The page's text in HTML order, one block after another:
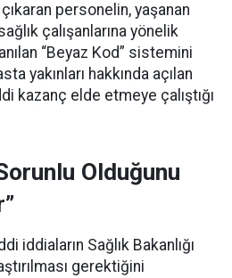
personelin, yaşanan
çalışanlarına yönelik
“Beyaz Kod” sistemini
yakınları hakkında açılan
kazanç elde etmeye çalıştığı
Olduğunu
iddiaların Sağlık Bakanlığı
gerektiğini